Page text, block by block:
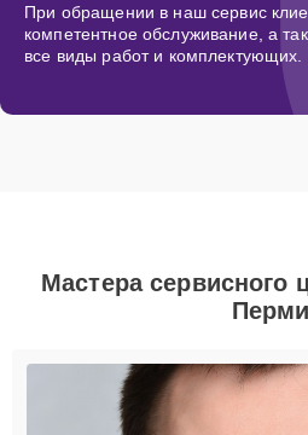
При обращении в наш сервис
компетентное обслуживание, а
все виды работ и комплектующих.
Мастера сервисного
Перми